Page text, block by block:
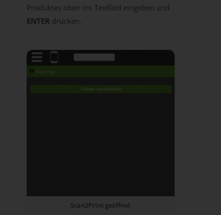
Produktes oben ins Textfeld eingeben und
ENTER drücken.
Scan2Print geöffnet